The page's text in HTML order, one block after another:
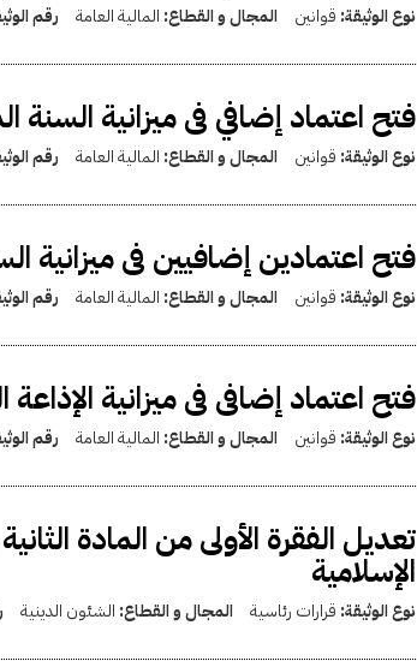
نوع الوثيقة: قوانين المجال و القطاع: المالية العامة رقم
فتح اعتماد إضافي فى ميزانية السنة المالية
نوع الوثيقة: قوانين المجال و القطاع: المالية العامة رقم
فتح اعتمادين إضافيين فى ميزانية السنة
نوع الوثيقة: قوانين المجال و القطاع: المالية العامة رقم
فتح اعتماد إضافى فى ميزانية الإذاعة
نوع الوثيقة: قوانين المجال و القطاع: المالية العامة رقم
تعديل الفقرة الأولى من المادة
الإسلامية
نوع الوثيقة: قرارات رئاسية المجال و القطاع: الشئون الدينية